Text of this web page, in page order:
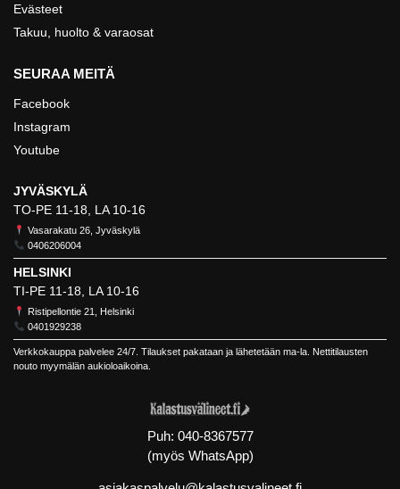
Evästeet
Takuu, huolto & varaosat
SEURAA MEITÄ
Facebook
Instagram
Youtube
JYVÄSKYLÄ
TO-PE 11-18, LA 10-16
Vasarakatu 26, Jyväskylä
0406206004
HELSINKI
TI-PE 11-18, LA 10-16
Ristipellontie 21, Helsinki
0401929238
Verkkokauppa palvelee 24/7. Tilaukset pakataan ja lähetetään ma-la. Nettitilausten
nouto myymälän aukioloaikoina.
Puh: 040-8367577
(myös WhatsApp)